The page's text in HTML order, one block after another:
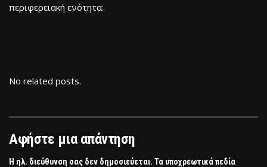
περιφερειακή ενότητα:
No related posts.
Αφήστε μια απάντηση
Η ηλ. διεύθυνση σας δεν δημοσιεύεται. Τα υποχρεωτικά πεδία